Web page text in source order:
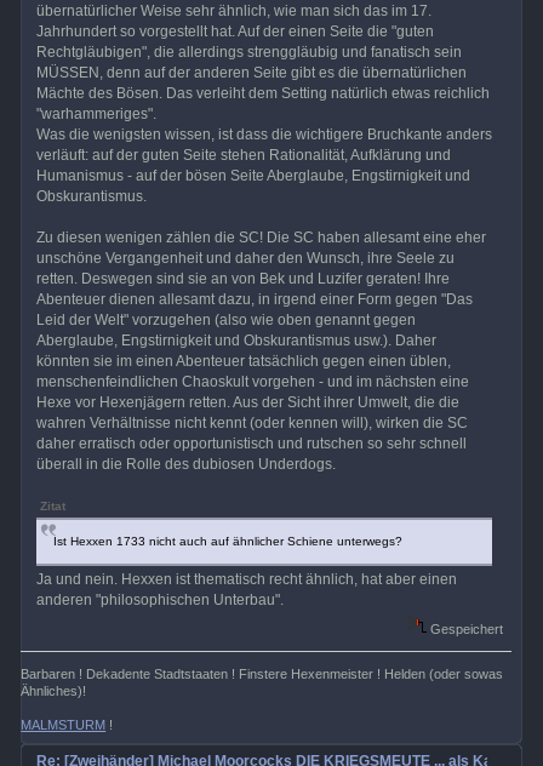
übernatürlicher Weise sehr ähnlich, wie man sich das im 17.
Jahrhundert so vorgestellt hat. Auf der einen Seite die "guten
Rechtgläubigen", die allerdings strenggläubig und fanatisch sein
MÜSSEN, denn auf der anderen Seite gibt es die übernatürlichen
Mächte des Bösen. Das verleiht dem Setting natürlich etwas reichlich
"warhammeriges".
Was die wenigsten wissen, ist dass die wichtigere Bruchkante anders
verläuft: auf der guten Seite stehen Rationalität, Aufklärung und
Humanismus - auf der bösen Seite Aberglaube, Engstirnigkeit und
Obskurantismus.
Zu diesen wenigen zählen die SC! Die SC haben allesamt eine eher
unschöne Vergangenheit und daher den Wunsch, ihre Seele zu
retten. Deswegen sind sie an von Bek und Luzifer geraten! Ihre
Abenteuer dienen allesamt dazu, in irgend einer Form gegen "Das
Leid der Welt" vorzugehen (also wie oben genannt gegen
Aberglaube, Engstirnigkeit und Obskurantismus usw.). Daher
könnten sie im einen Abenteuer tatsächlich gegen einen üblen,
menschenfeindlichen Chaoskult vorgehen - und im nächsten eine
Hexe vor Hexenjägern retten. Aus der Sicht ihrer Umwelt, die die
wahren Verhältnisse nicht kennt (oder kennen will), wirken die SC
daher erratisch oder opportunistisch und rutschen so sehr schnell
überall in die Rolle des dubiosen Underdogs.
Zitat
Ist Hexxen 1733 nicht auch auf ähnlicher Schiene unterwegs?
Ja und nein. Hexxen ist thematisch recht ähnlich, hat aber einen
anderen "philosophischen Unterbau".
Gespeichert
Barbaren ! Dekadente Stadtstaaten ! Finstere Hexenmeister ! Helden (oder sowas
Ähnliches)!
MALMSTURM !
Re: [Zweihänder] Michael Moorcocks DIE KRIEGSMEUTE ... als